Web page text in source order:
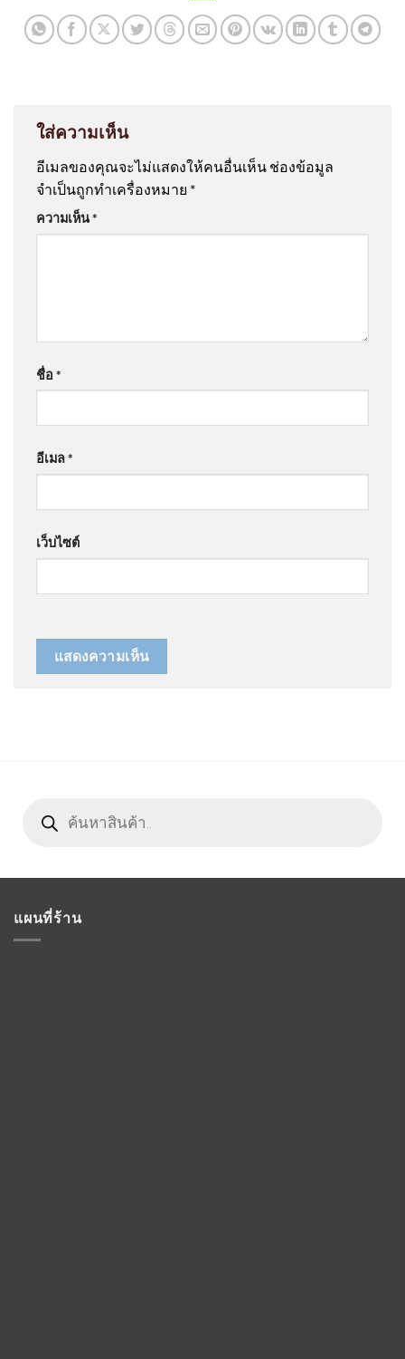
ใส่ความเห็น
อีเมลของคุณจะไม่แสดงให้คนอื่นเห็น ช่องข้อมูล
จำเป็นถูกทำเครื่องหมาย *
ความเห็น*
ชื่อ *
อีเมล*
เว็บไซต์
search
แผนที่ร้าน